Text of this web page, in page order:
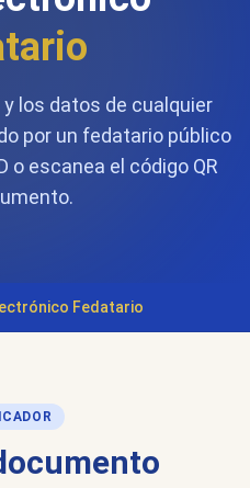
los datos de cualquier
por un fedatario público
o escanea el código QR
Fedatario